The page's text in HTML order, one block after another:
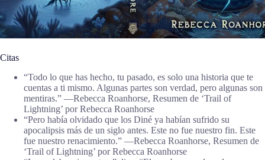
Citas
“Todo lo que has hecho, tu pasado, es solo una historia que te
cuentas a ti mismo. Algunas partes son verdad, pero algunas son
mentiras.” ―Rebecca Roanhorse, Resumen de ‘Trail of
Lightning’ por Rebecca Roanhorse
“Pero había olvidado que los Diné ya habían sufrido su
apocalipsis más de un siglo antes. Este no fue nuestro fin. Este
fue nuestro renacimiento.” ―Rebecca Roanhorse, Resumen de
‘Trail of Lightning’ por Rebecca Roanhorse